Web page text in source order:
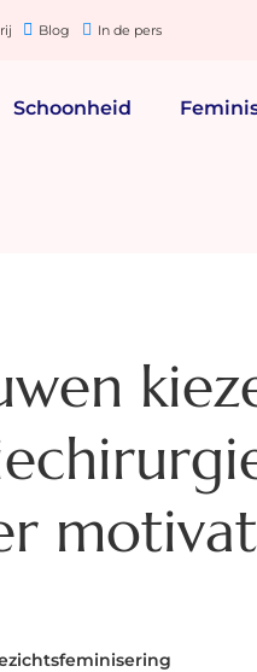
Blog In de pers
Schoonheid